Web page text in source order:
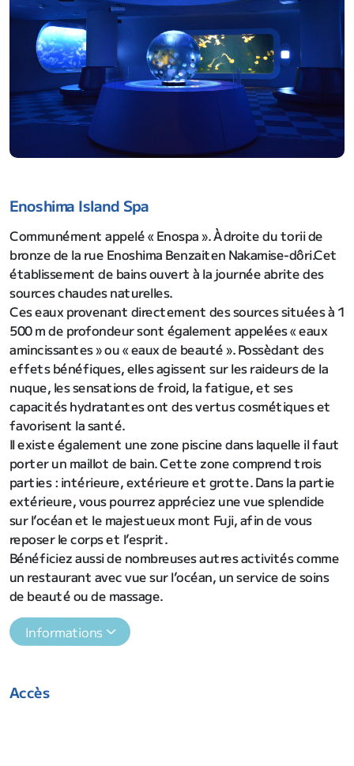
Enoshima Island Spa
Communément appelé « Enospa ». À droite du torii de
bronze de la rue Enoshima Benzaiten Nakamise-dôri.Cet
établissement de bains ouvert à la journée abrite des
sources chaudes naturelles.
Ces eaux provenant directement des sources situées à 1
500 m de profondeur sont également appelées « eaux
amincissantes » ou « eaux de beauté ». Possèdant des
effets bénéfiques, elles agissent sur les raideurs de la
nuque, les sensations de froid, la fatigue, et ses
capacités hydratantes ont des vertus cosmétiques et
favorisent la santé.
Il existe également une zone piscine dans laquelle il faut
porter un maillot de bain. Cette zone comprend trois
parties : intérieure, extérieure et grotte. Dans la partie
extérieure, vous pourrez appréciez une vue splendide
sur l’océan et le majestueux mont Fuji, afin de vous
reposer le corps et l’esprit.
Bénéficiez aussi de nombreuses autres activités comme
un restaurant avec vue sur l’océan, un service de soins
de beauté ou de massage.
Informations
Accès